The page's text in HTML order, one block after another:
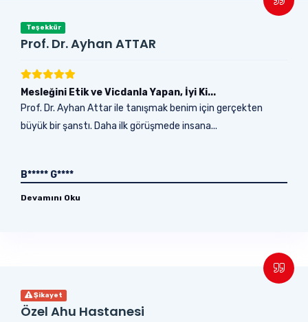
Teşekkür
Prof. Dr. Ayhan ATTAR
Mesleğini Etik ve Vicdanla Yapan, İyi Ki...
Prof. Dr. Ayhan Attar ile tanışmak benim için gerçekten
büyük bir şanstı. Daha ilk görüşmede insana...
B***** G****
Devamını Oku
Şikayet
Özel Ahu Hastanesi